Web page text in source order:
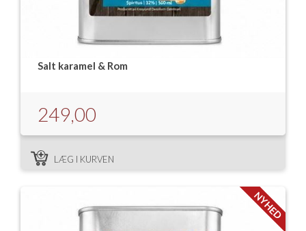
Salt karamel & Rom
249,00
LÆG I KURVEN
NYHED